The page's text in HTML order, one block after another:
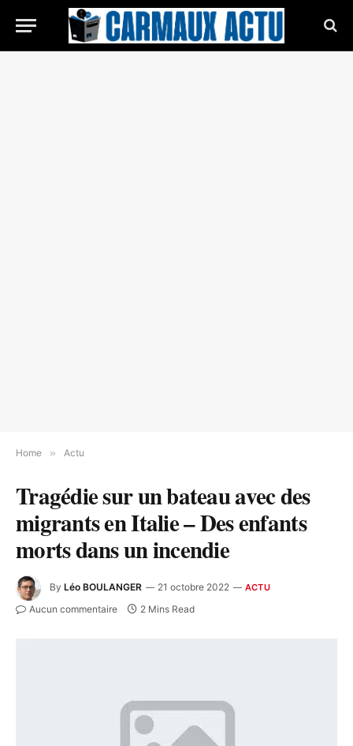
Home » Actu
Tragédie sur un bateau avec des
migrants en Italie – Des enfants
morts dans un incendie
By Léo BOULANGER 21 octobre 2022 ACTU
Aucun commentaire 2 Mins Read